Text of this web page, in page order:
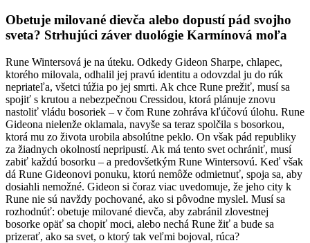
Obetuje milované dievča alebo dopustí pád svojho
sveta? Strhujúci záver duológie Karmínová moľa
Rune Wintersová je na úteku. Odkedy Gideon Sharpe, chlapec,
ktorého milovala, odhalil jej pravú identitu a odovzdal ju do rúk
nepriateľa, všetci túžia po jej smrti. Ak chce Rune prežiť, musí sa
spojiť s krutou a nebezpečnou Cressidou, ktorá plánuje znovu
nastoliť vládu bosoriek – v čom Rune zohráva kľúčovú úlohu. Rune
Gideona nielenže oklamala, navyše sa teraz spolčila s bosorkou,
ktorá mu zo života urobila absolútne peklo. On však pád republiky
za žiadnych okolností nepripustí. Ak má tento svet ochrániť, musí
zabiť každú bosorku – a predovšetkým Rune Wintersovú. Keď však
dá Rune Gideonovi ponuku, ktorú nemôže odmietnuť, spoja sa, aby
dosiahli nemožné. Gideon si čoraz viac uvedomuje, že jeho city k
Rune nie sú navždy pochované, ako si pôvodne myslel. Musí sa
rozhodnúť: obetuje milované dievča, aby zabránil zlovestnej
bosorke opäť sa chopiť moci, alebo nechá Rune žiť a bude sa
prizerať, ako sa svet, o ktorý tak veľmi bojoval, rúca?